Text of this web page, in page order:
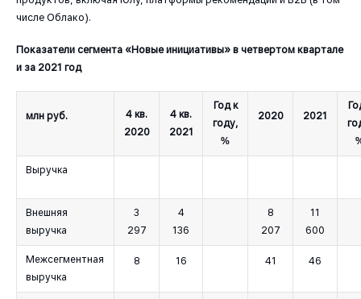
числе Облако).
Показатели сегмента «Новые инициативы» в четвертом квартале
и за 2021 год
млн руб.
4 кв.
2020
4 кв.
2021
Год к
году,
%
2020 2021
Выручка
Внешняя
выручка
3
297
4
136
8
207
11
600
Межсегментная
выручка
8 16 41 46